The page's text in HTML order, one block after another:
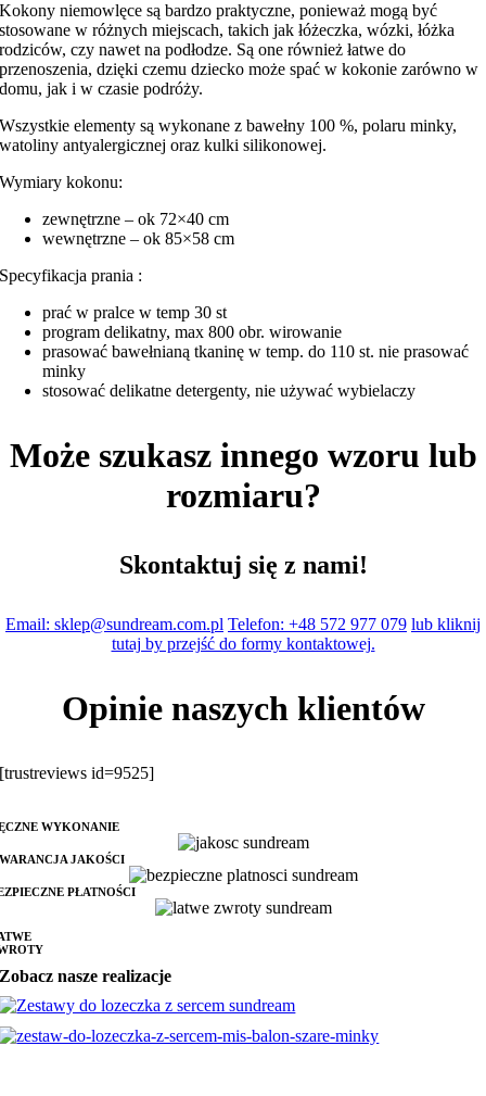
Kokony niemowlęce są bardzo praktyczne, ponieważ mogą być
stosowane w różnych miejscach, takich jak łóżeczka, wózki, łóżka
rodziców, czy nawet na podłodze. Są one również łatwe do
przenoszenia, dzięki czemu dziecko może spać w kokonie zarówno w
domu, jak i w czasie podróży.
Wszystkie elementy są wykonane z bawełny 100 %, polaru minky,
watoliny antyalergicznej oraz kulki silikonowej.
Wymiary kokonu:
zewnętrzne – ok 72×40 cm
wewnętrzne – ok 85×58 cm
Specyfikacja prania :
prać w pralce w temp 30 st
program delikatny, max 800 obr. wirowanie
prasować bawełnianą tkaninę w temp. do 110 st. nie prasować
minky
stosować delikatne detergenty, nie używać wybielaczy
Może szukasz innego wzoru lub
rozmiaru?
Skontaktuj się z nami!
Email: sklep@sundream.com.pl Telefon: +48 572 977 079 lub kliknij
tutaj by przejść do formy kontaktowej.
Opinie naszych klientów
[trustreviews id=9525]
WYKONANIE
JAKOŚCI
PŁATNOŚCI
Zobacz nasze realizacje